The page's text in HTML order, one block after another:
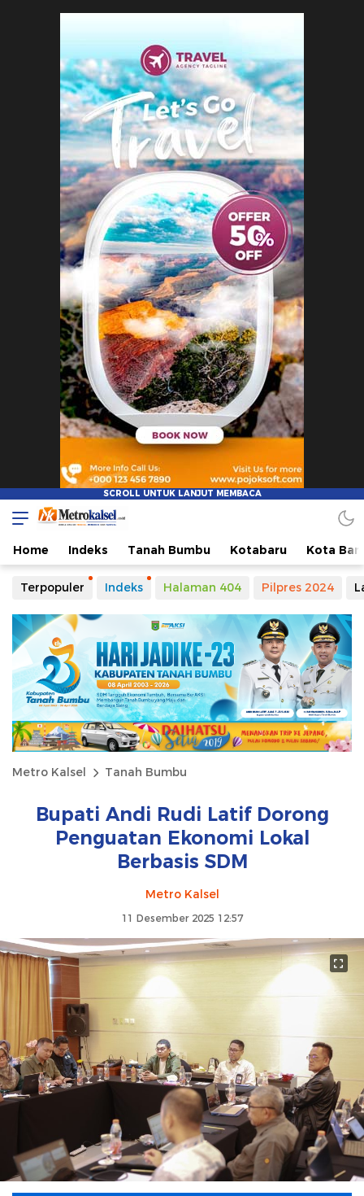
Home Indeks Tanah Bumbu Kotabaru Kota
Terpopuler Indeks Halaman 404 Pilpres 2024
Metro Kalsel Tanah Bumbu
Bupati Andi Rudi Latif Dorong
Penguatan Ekonomi Lokal
Berbasis SDM
Metro Kalsel
11 Desember 2025 12:57